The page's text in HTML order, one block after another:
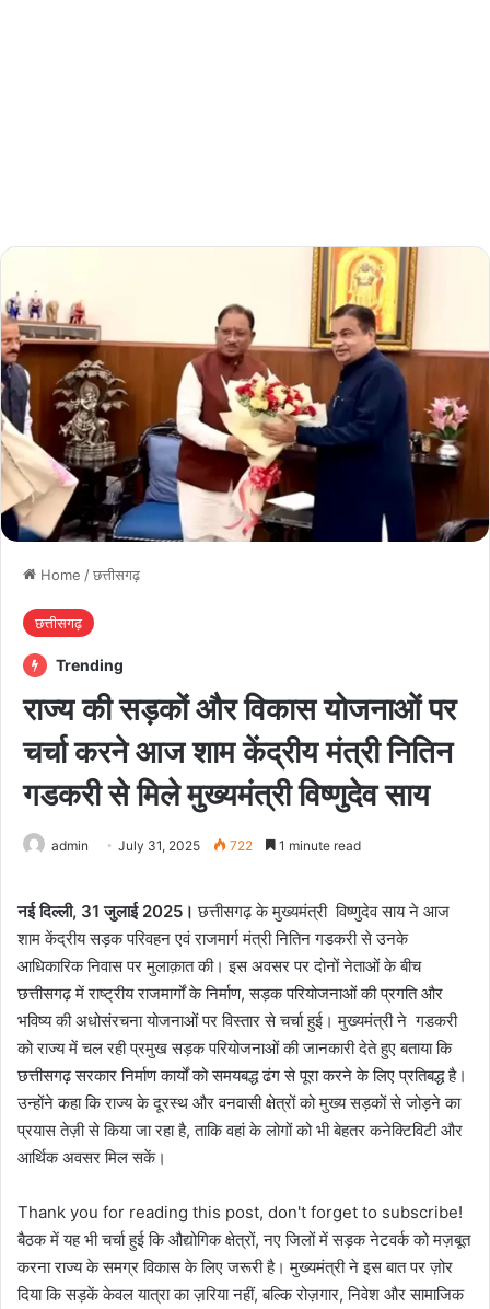
Home /छत्तीसगढ़
छत्तीसगढ़
Trending
राज्य की सड़कों और विकास योजनाओं पर
चर्चा करने आज शाम केंद्रीय मंत्री नितिन
गडकरी से मिले मुख्यमंत्री विष्णुदेव साय
admin July 31, 2025 722 1 minute read
नई दिल्ली, 31 जुलाई 2025।छत्तीसगढ़ के मुख्यमंत्री विष्णुदेव साय ने आज
शाम केंद्रीय सड़क परिवहन एवं राजमार्ग मंत्री नितिन गडकरी से उनके
आधिकारिक निवास पर मुलाक़ात की। इस अवसर पर दोनों नेताओं के बीच
छत्तीसगढ़ में राष्ट्रीय राजमार्गों के निर्माण, सड़क परियोजनाओं की प्रगति और
भविष्य की अधोसंरचना योजनाओं पर विस्तार से चर्चा हुई। मुख्यमंत्री ने गडकरी
को राज्य में चल रही प्रमुख सड़क परियोजनाओं की जानकारी देते हुए बताया कि
छत्तीसगढ़ सरकार निर्माण कार्यों को समयबद्ध ढंग से पूरा करने के लिए प्रतिबद्ध है।
उन्होंने कहा कि राज्य के दूरस्थ और वनवासी क्षेत्रों को मुख्य सड़कों से जोड़ने का
प्रयास तेज़ी से किया जा रहा है, ताकि वहां के लोगों को भी बेहतर कनेक्टिविटी और
आर्थिक अवसर मिल सकें।
Thank you for reading this post, don't forget to subscribe!
बैठक में यह भी चर्चा हुई कि औद्योगिक क्षेत्रों, नए जिलों में सड़क नेटवर्क को मज़बूत
करना राज्य के समग्र विकास के लिए जरूरी है। मुख्यमंत्री ने इस बात पर ज़ोर
दिया कि सड़कें केवल यात्रा का ज़रिया नहीं, बल्कि रोज़गार, निवेश और सामाजिक